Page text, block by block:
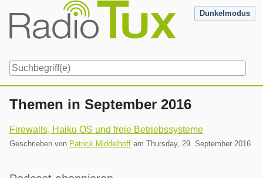
content
Dunkelmodus
Themen in September 2016
Firewalls, Haiku OS und freie Betriebssysteme
Geschrieben von Patrick Middelhoff am Thursday, 29. September 2016